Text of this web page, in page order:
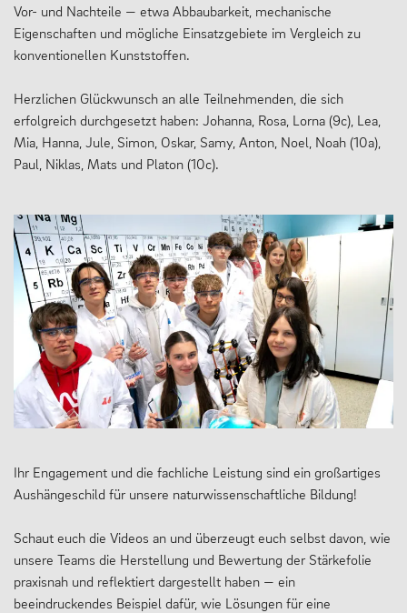
Menschen und Werke des Monats
Fächer
Mittelstufe
Oberstufe
Wettbewerbe
Forschung
Fordern & Fördern
SERVICE
Anfahrt
Downloads
Stundenpläne
Vor- und Nachteile — etwa Abbaubarkeit, mechanische
Eigenschaften und mögliche Einsatzgebiete im Vergleich zu
konventionellen Kunststoffen.
Herzlichen Glückwunsch an alle Teilnehmenden, die sich
erfolgreich durchgesetzt haben: Johanna, Rosa, Lorna (9c), Lea,
Mia, Hanna, Jule, Simon, Oskar, Samy, Anton, Noel, Noah (10a),
Paul, Niklas, Mats und Platon (10c).
Ihr Engagement und die fachliche Leistung sind ein großartiges
Aushängeschild für unsere naturwissenschaftliche Bildung!
Schaut euch die Videos an und überzeugt euch selbst davon, wie
unsere Teams die Herstellung und Bewertung der Stärkefolie
praxisnah und reflektiert dargestellt haben — ein
beeindruckendes Beispiel dafür, wie Lösungen für eine